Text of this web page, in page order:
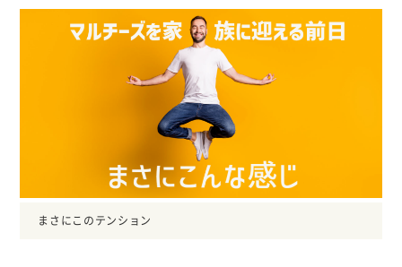
まさにこのテンション